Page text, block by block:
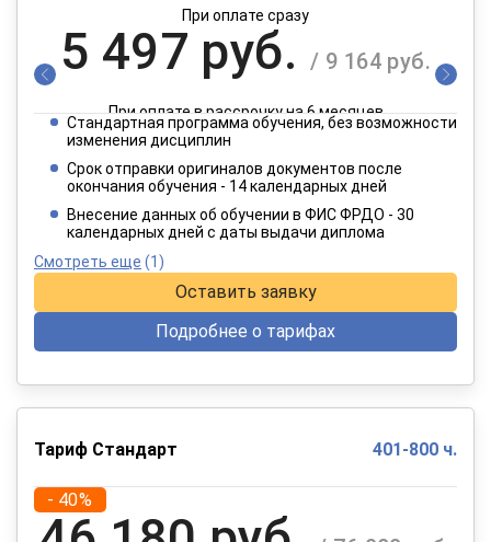
При оплате сразу
5 497 руб. / 9 164 руб.
При оплате в рассрочку на 6 месяцев
2 749 руб.
При оплате в рассрочку на 12 месяцев
Стандартная программа обучения, без возможности
изменения дисциплин
Срок отправки оригиналов документов после
окончания обучения - 14 календарных дней
Внесение данных об обучении в ФИС ФРДО - 30
календарных дней с даты выдачи диплома
Смотреть еще (1)
Оставить заявку
Подробнее о тарифах
Тариф Стандарт 401-800 ч.
- 40%